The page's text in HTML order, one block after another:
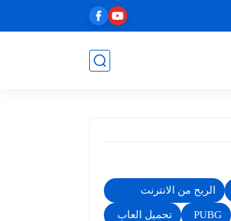
الربح من الانترنت
PUBG تحميل العاب